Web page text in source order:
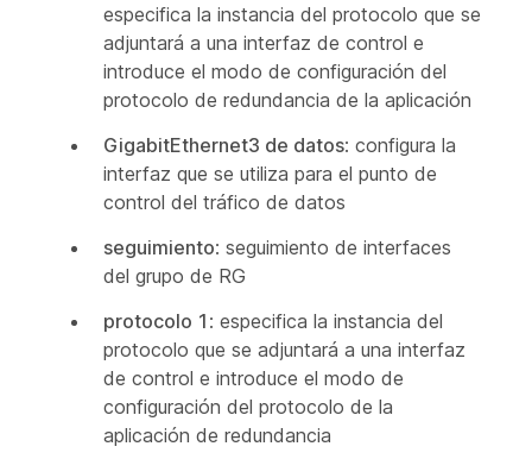
especifica la instancia del protocolo que se
adjuntará a una interfaz de control e
introduce el modo de configuración del
protocolo de redundancia de la aplicación
GigabitEthernet3 de datos: configura la
interfaz que se utiliza para el punto de
control del tráfico de datos
seguimiento: seguimiento de interfaces
del grupo de RG
protocolo 1 : especifica la instancia del
protocolo que se adjuntará a una interfaz
de control e introduce el modo de
configuración del protocolo de la
aplicación de redundancia